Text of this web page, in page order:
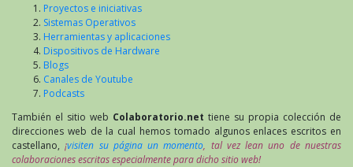
Proyectos e iniciativas
Sistemas Operativos
Herramientas y aplicaciones
Dispositivos de Hardware
Blogs
Canales de Youtube
Podcasts
También el sitio web Colaboratorio.net tiene su propia colección de
direcciones web de la cual hemos tomado algunos enlaces escritos en
castellano,¡visiten su página un momento, tal vez lean uno de nuestras
colaboraciones escritas especialmente para dicho sitio web!